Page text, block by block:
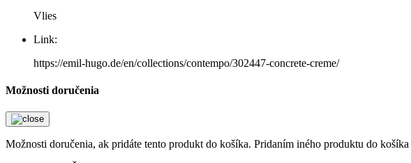
Vlies
Link:
https://emil-hugo.de/en/collections/contempo/302447-concrete-creme/
Možnosti doručenia
Možnosti doručenia, ak pridáte tento produkt do košíka. Pridaním iného produktu do